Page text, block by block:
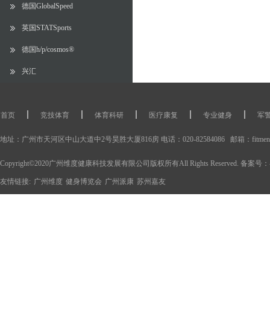
德国GlobalSpeed
英国STATSports
德国h/p/cosmos®
兴汇
首页 竞技体育 体育科研 医疗康复 专业健身
军
地址：广州市天河区中山大道中2号昊胜大厦816房 电话：020-82584086 邮箱：
Copyright©2020广州维度健康科技发展有限公司版权所有All Rights Reserved. 备案号：
友情链接: 广州维度 健身博览会 广州派康 苏州嘉友